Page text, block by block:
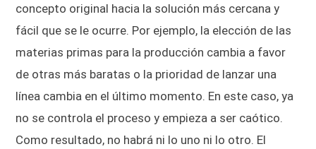
concepto original hacia la solución más cercana y
fácil que se le ocurre. Por ejemplo, la elección de las
materias primas para la producción cambia a favor
de otras más baratas o la prioridad de lanzar una
línea cambia en el último momento. En este caso, ya
no se controla el proceso y empieza a ser caótico.
Como resultado, no habrá ni lo uno ni lo otro. El